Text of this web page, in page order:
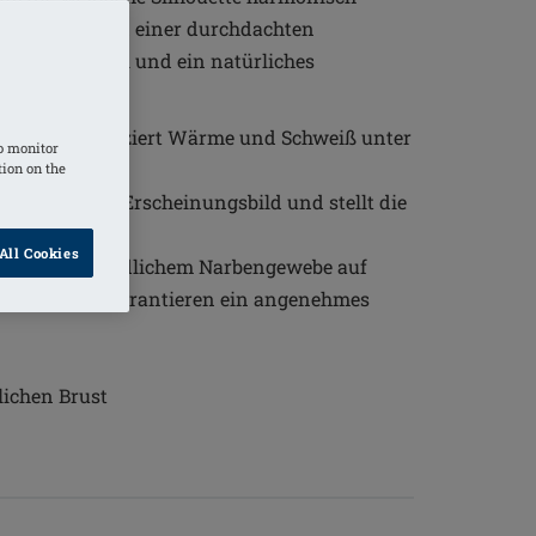
und einer durchdachten
Tragegefühl und ein natürliches
reduziert Wärme und Schweiß unter
Erscheinungsbild und stellt die
auf empfindlichem Narbengewebe auf
Silikon garantieren ein angenehmes
Brust
monitor
on the
Cookies